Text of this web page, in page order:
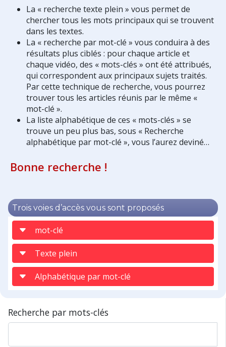
La « recherche texte plein » vous permet de
chercher tous les mots principaux qui se trouvent
dans les textes.
La « recherche par mot-clé » vous conduira à des
résultats plus ciblés : pour chaque article et
chaque vidéo, des « mots-clés » ont été attribués,
qui correspondent aux principaux sujets traités.
Par cette technique de recherche, vous pourrez
trouver tous les articles réunis par le même «
mot-clé ».
La liste alphabétique de ces « mots-clés » se
trouve un peu plus bas, sous « Recherche
alphabétique par mot-clé », vous l’aurez deviné…
Bonne recherche !
Trois voies d’accès vous sont proposés
mot-clé
Texte plein
Alphabétique par mot-clé
Recherche par mots-clés